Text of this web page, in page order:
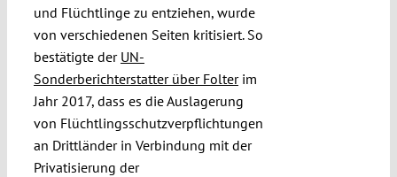
und Flüchtlinge zu entziehen, wurde
von verschiedenen Seiten kritisiert. So
bestätigte der UN-
Sonderberichterstatter über Folterim
Jahr 2017, dass es die Auslagerung
von Flüchtlingsschutzverpflichtungen
an Drittländer in Verbindung mit der
Privatisierung der